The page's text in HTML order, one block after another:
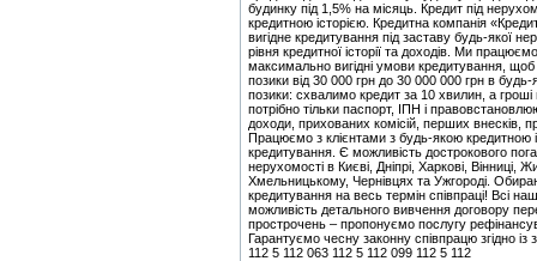
будинку під 1,5% на місяць. Кредит під
кредитною історією. Кредитна компанія
вигідне кредитування під заставу будь-якої
рівня кредитної історії та доходів. Ми
максимально вигідні умови кредитування,
позики від 30 000 грн до 30 000 000 грн в
позики: схвалимо кредит за 10 хвилин, а
потрібно тільки паспорт, ІПН і
доходи, прихованих комісій, перших внесків,
Працюємо з клієнтами з будь-якою кредитною
кредитування. Є можливість дострокового
нерухомості в Києві, Дніпрі, Харкові, Вінниці,
Хмельницькому, Чернівцях та Ужгороді.
кредитування на весь термін співпраці! Всі
можливість детального вивчення договору
прострочень – пропонуємо послугу
Гарантуємо чесну законну співпрацю згідно
112 5 112 063 112 5 112 099 112 5 112